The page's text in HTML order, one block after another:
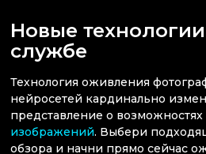
Новые
службе
Технология оживления
нейросетей кардинально
представление о возможностях
изображений. Выбери
обзора и начни прямо сейчас